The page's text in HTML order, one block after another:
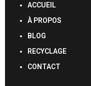
ACCUEIL
À PROPOS
BLOG
RECYCLAGE
CONTACT